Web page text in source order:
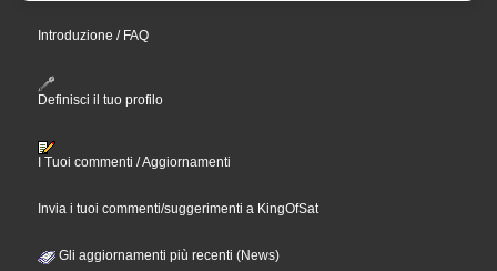
Introduzione / FAQ
Definisci il tuo profilo
I Tuoi commenti / Aggiornamenti
Invia i tuoi commenti/suggerimenti a KingOfSat
Gli aggiornamenti più recenti (News)